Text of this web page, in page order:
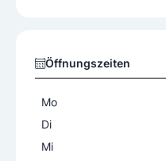
Öffnungszeiten
Mo
Di
Mi